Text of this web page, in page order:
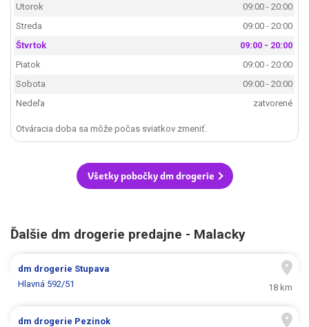
Utorok
09:00 - 20:00
Streda
09:00 - 20:00
Štvrtok
09:00 - 20:00
Piatok
09:00 - 20:00
Sobota
09:00 - 20:00
Nedeľa
zatvorené
Otváracia doba sa môže počas sviatkov zmeniť.
Všetky pobočky dm drogerie
Ďalšie dm drogerie predajne - Malacky
dm drogerie Stupava
Hlavná 592/51
18 km
dm drogerie Pezinok